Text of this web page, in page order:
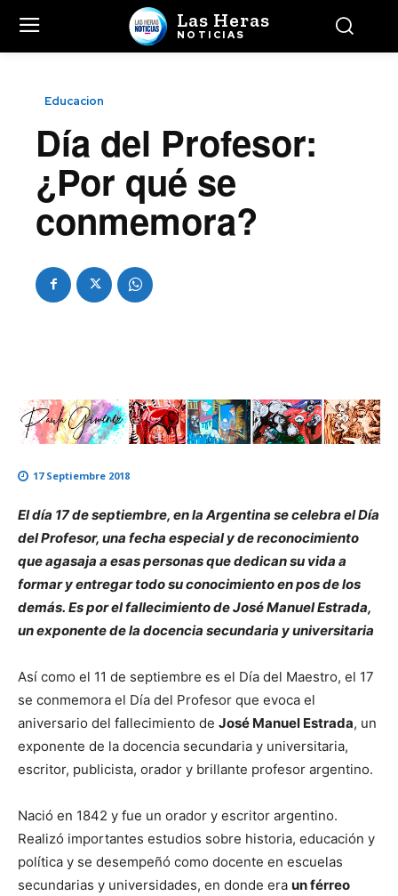
Las Heras
NOTICIAS
Educacion
Día del Profesor:
¿Por qué se
conmemora?
17 Septiembre 2018
El día 17 de septiembre, en la Argentina se celebra el Día
del Profesor, una fecha especial y de reconocimiento
que agasaja a esas personas que dedican su vida a
formar y entregar todo su conocimiento en pos de los
demás. Es por el fallecimiento de José Manuel Estrada,
un exponente de la docencia secundaria y universitaria
Así como el 11 de septiembre es el Día del Maestro, el 17
se conmemora el Día del Profesor que evoca el
aniversario del fallecimiento de José Manuel Estrada, un
exponente de la docencia secundaria y universitaria,
escritor, publicista, orador y brillante profesor argentino.
Nació en 1842 y fue un orador y escritor argentino.
Realizó importantes estudios sobre historia, educación y
política y se desempeñó como docente en escuelas
secundarias y universidades, en donde era un férreo